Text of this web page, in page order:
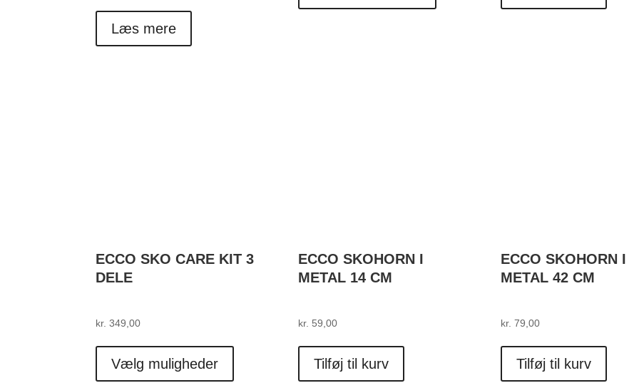
Læs mere
ECCO SKO CARE KIT 3
DELE
kr. 349,00
Vælg muligheder
ECCO SKOHORN I
METAL 14 CM
kr. 59,00
Tilføj til kurv
ECCO SKOHORN I
METAL 42 CM
kr. 79,00
Tilføj til kurv